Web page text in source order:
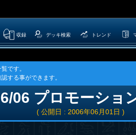
収録 デッキ検索 トレンド
です。
する事ができます。
06 プロモーショ
( 公開日 : 2006年06月01日 )